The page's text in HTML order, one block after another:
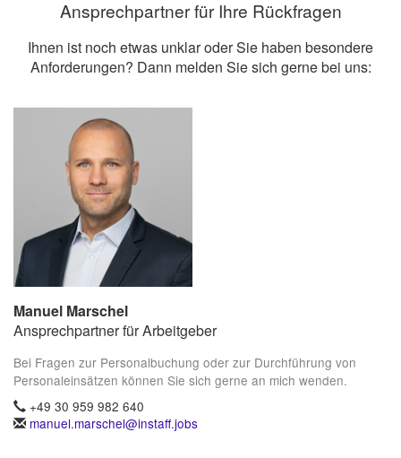
Ansprechpartner für Ihre Rückfragen
Ihnen ist noch etwas unklar oder Sie haben besondere
Anforderungen? Dann melden Sie sich gerne bei uns:
Manuel Marschel
Ansprechpartner für Arbeitgeber
Bei Fragen zur Personalbuchung oder zur Durchführung von
Personaleinsätzen können Sie sich gerne an mich wenden.
+49 30 959 982 640
manuel.marschel@instaff.jobs